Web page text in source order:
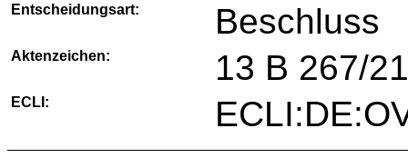
Entscheidungsart: Beschluss
Aktenzeichen: 13 B 267/
ECLI: